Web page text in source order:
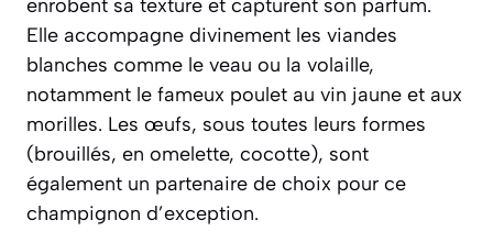
enrobent sa texture et capturent son parfum.
Elle accompagne divinement les viandes
blanches comme le veau ou la volaille,
notamment le fameux poulet au vin jaune et aux
morilles. Les œufs, sous toutes leurs formes
(brouillés, en omelette, cocotte), sont
également un partenaire de choix pour ce
champignon d’exception.